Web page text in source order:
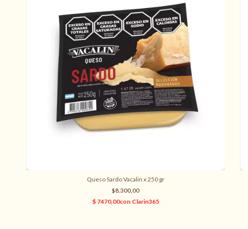
Queso Sardo Vacalin x 250 gr
$8.300,00